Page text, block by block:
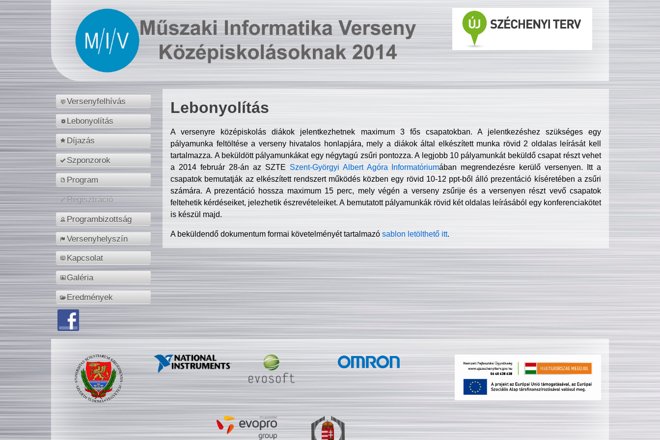
Versenyfelhívás
Lebonyolítás
Díjazás
Szponzorok
Program
Regisztráció
Programbizottság
Versenyhelyszín
Kapcsolat
Galéria
Eredmények
Lebonyolítás
A versenyre középiskolás diákok jelentkezhetnek maximum 3 fős csapatokban. A jelentkezéshez szükséges egy
pályamunka feltöltése a verseny hivatalos honlapjára, mely a diákok által elkészített munka rövid 2 oldalas leírását kell
tartalmazza. A beküldött pályamunkákat egy négytagú zsűri pontozza. A legjobb 10 pályamunkát beküldő csapat részt vehet
a 2014 február 28-án az SZTE Szent-Györgyi Albert Agóra Informatóriumában megrendezésre kerülő versenyen. Itt a
csapatok bemutatják az elkészített rendszert működés közben egy rövid 10-12 ppt-ből álló prezentáció kíséretében a zsűri
számára. A prezentáció hossza maximum 15 perc, mely végén a verseny zsűrije és a versenyen részt vevő csapatok
feltehetik kérdéseiket, jelezhetik észrevételeiket. A bemutatott pályamunkák rövid két oldalas leírásából egy konferenciakötet
is készül majd.
A beküldendő dokumentum formai követelményét tartalmazósablon letölthető itt.